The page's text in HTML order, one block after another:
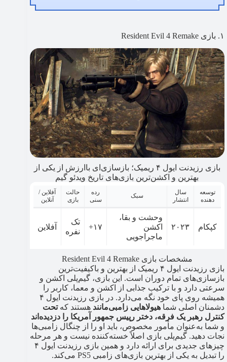
۱. بازی Resident Evil 4 Remake
بازی رزیدنت ایول ۴ ریمیک؛ بازسازی‌ای باارزش از یکی از
بهترین و اکشن‌ترین بازی‌های تاریخ ویدئو گیم
توسعه
دهنده
سال
انتشار
سبک
رده
سنی
حالت
بازی
آفلاین /
آنلاین
کپکام ۲۰۲۳
وحشت و بقا،
اکشن
ماجراجویی
۱۷+
تک
نفره
آفلاین
مشخصات بازی Resident Evil 4 Remake
بازی رزیدنت ایول ۴ ریمیک از بهترین و باکیفیت‌ترین
بازسازی‌های تمام دوران است. این بازی، گیم‌پلی اکشن و
سرعتی دارد و با ترکیب جذابی از اکشن و معما، کاربر را
همیشه روی پای خود نگه می‌دارد. در بازی رزیدنت ایول ۴
دشمنان اصلی شما هیولاهایی زامبی‌مانند هستند کهتحت
کنترل رهبر یک فرقه، دختر رپیس جمهور آمریکا را دزدیده‌اند
و شما به‌عنوان مأمور مخصوص، باید او را از چنگال زامبی‌ها
نجات دهید. گیم‌پلی بازی اصلاً خسته‌کننده نیست و هر مرحله
چیزهای جدیدی برای ارائه دارد و همین بازی رزیدنت ایول ۴
را تبدیل به یکی از بهترین بازی‌های زامبی PS5 می‌کند.